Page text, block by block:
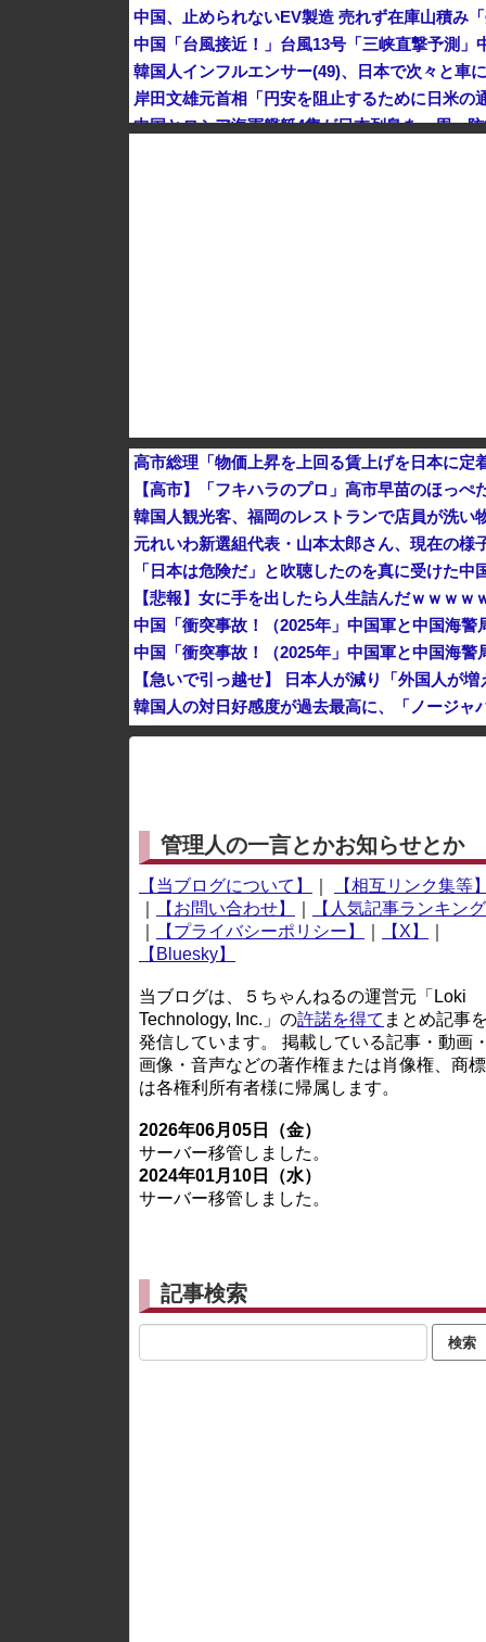
韓国人インフルエンサー(49)、日本で次々と車
中国とロシア海軍艦艇4隻が日本列島を一周…
高市総理「物価上昇を上回る賃上げを日本に
【高市】「フキハラのプロ」高市早苗のほっ
韓国人観光客、福岡のレストランで店員が洗い
元れいわ新選組代表・山本太郎さん、現在の様
「日本は危険だ」と吹聴したのを真に受けた
【悲報】女に手を出したら人生詰んだｗｗｗ
【急いで引っ越せ】 日本人が減り「外国人が
韓国人の対日好感度が過去最高に、「ノージャ
日産e-power、無給油で1980km走行しギネス
※アドブロック等の広告非表示プラグインやアドオン
管理人の一言とかお知らせとか
【当ブログについて】
【相互リンク集等】
【お問い合わせ】
【人気記事ランキング
【プライバシーポリシー】 【X】
【Bluesky】
当ブログは、５ちゃんねるの運営元「Loki
Technology, Inc.」の許諾を得て まとめ記事を
発信しています。 掲載している記事・動画・
画像・音声などの著作権または肖像権、商
は各権利所有者様に帰属します。
2026年06月05日（金）
サーバー移管しました。
2024年01月10日（水）
サーバー移管しました。
記事検索